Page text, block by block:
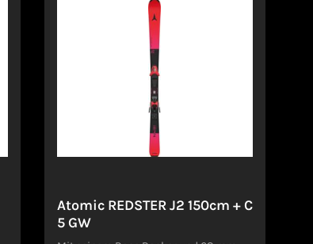
Atomic REDSTER J2 150cm + C
5 GW